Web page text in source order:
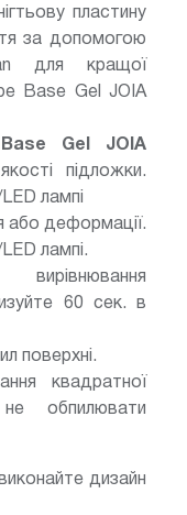
пластину
за допомогою
для кращої
Base Gel JOIA
Base Gel JOIA
підложки.
лампі
або деформації.
лампі.
60 сек. в
поверхні.
квадратної
обпилювати
дизайн